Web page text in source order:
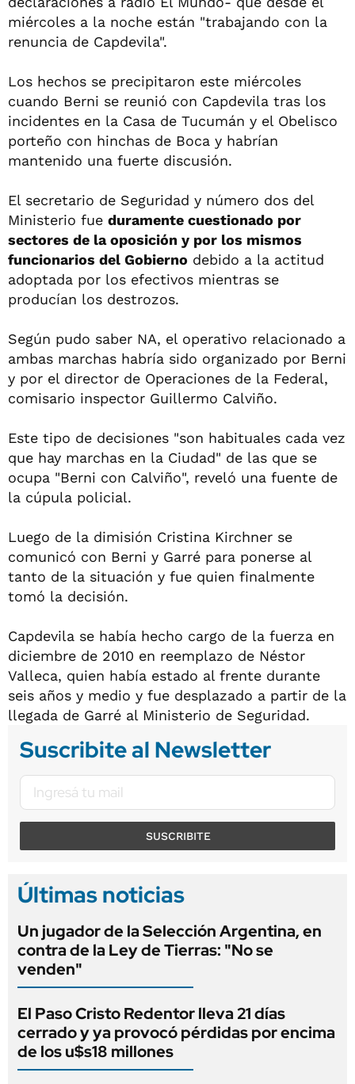
miércoles a la noche están "trabajando con la
renuncia de Capdevila".
Los hechos se precipitaron este miércoles
cuando Berni se reunió con Capdevila tras los
incidentes en la Casa de Tucumán y el Obelisco
porteño con hinchas de Boca y habrían
mantenido una fuerte discusión.
El secretario de Seguridad y número dos del
Ministerio fue duramente cuestionado por
sectores de la oposición y por los mismos
funcionarios del Gobierno debido a la actitud
adoptada por los efectivos mientras se
producían los destrozos.
Según pudo saber NA, el operativo relacionado a
ambas marchas habría sido organizado por Berni
y por el director de Operaciones de la Federal,
comisario inspector Guillermo Calviño.
Este tipo de decisiones "son habituales cada vez
que hay marchas en la Ciudad" de las que se
ocupa "Berni con Calviño", reveló una fuente de
la cúpula policial.
Luego de la dimisión Cristina Kirchner se
comunicó con Berni y Garré para ponerse al
tanto de la situación y fue quien finalmente
tomó la decisión.
Capdevila se había hecho cargo de la fuerza en
diciembre de 2010 en reemplazo de Néstor
Valleca, quien había estado al frente durante
seis años y medio y fue desplazado a partir de la
llegada de Garré al Ministerio de Seguridad.
Suscribite al Newsletter
SUSCRIBITE
Últimas noticias
Un jugador de la Selección Argentina, en
contra de la Ley de Tierras: "No se
venden"
El Paso Cristo Redentor lleva 21 días
cerrado y ya provocó pérdidas por encima
de los u$s18 millones